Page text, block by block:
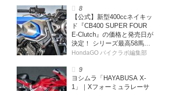
【公式】新型400ccネイキッ
ド『CB400 SUPER FOUR
E-Clutch』の価格と発売日が
決定！ シリーズ最高58馬力
＆14kgもの軽量化!? 完全に
【Honda2026新車ニュー
ス】
HondaGO バイクラボ編集部
ヨシムラ「HAYABUSA X-
1」｜Xフォーミュラレーサ